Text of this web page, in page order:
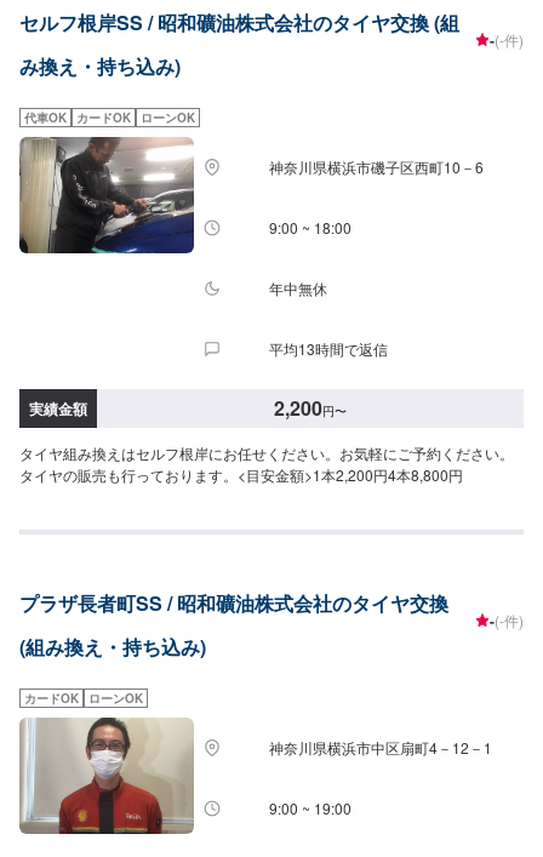
セルフ根岸SS / 昭和礦油株式会社のタイヤ交換 (組
み換え・持ち込み)
-(-件)
代車OK カードOK ローンOK
神奈川県横浜市磯子区西町10－6
9:00 ~ 18:00
年中無休
平均13時間で返信
実績金額 2,200円〜
タイヤ組み換えはセルフ根岸にお任せください。お気軽にご予約ください。
タイヤの販売も行っております。<目安金額>1本2,200円4本8,800円
プラザ長者町SS / 昭和礦油株式会社のタイヤ交換
(組み換え・持ち込み)
-(-件)
カードOK ローンOK
神奈川県横浜市中区扇町4－12－1
9:00 ~ 19:00